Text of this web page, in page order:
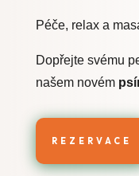
Péče, relax a
Dopřejte svému
našem novém
REZERVACE